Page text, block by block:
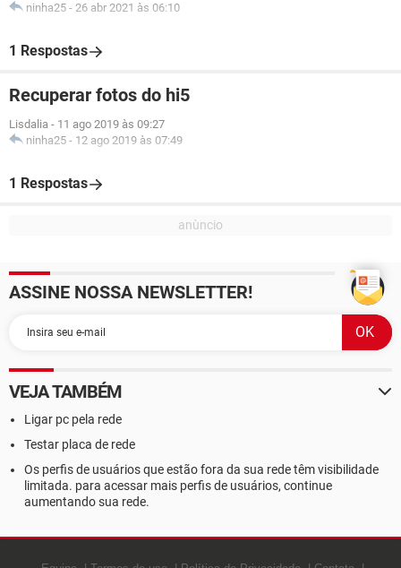
ninha25 - 26 abr 2021 às 06:10
1 Respostas
Recuperar fotos do hi5
Lisdalia - 11 ago 2019 às 09:27
ninha25 - 12 ago 2019 às 07:49
1 Respostas
ASSINE NOSSA NEWSLETTER!
VEJA TAMBÉM
Ligar pc pela rede
Testar placa de rede
Os perfis de usuários que estão fora da sua rede têm visibilidade
limitada. para acessar mais perfis de usuários, continue
aumentando sua rede.